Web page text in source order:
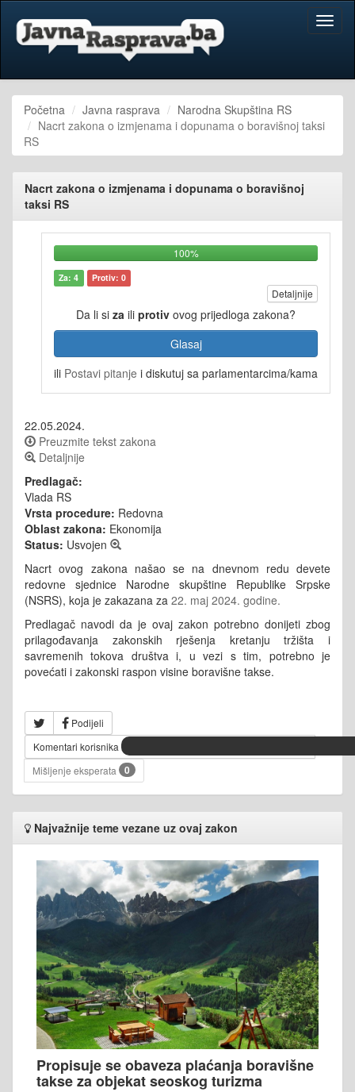
Početna Javna rasprava
Narodna Skupština RS
Nacrt zakona o izmjenama i dopunama o boravišnoj taksi
RS
Nacrt zakona o izmjenama i dopunama o boravišnoj
taksi RS
100%
Za: 4 Protiv: 0
Detaljnije
Da li si za ili protiv ovog prijedloga zakona?
Glasaj
ili Postavi pitanje i diskutuj sa parlamentarcima/kama
22.05.2024.
Preuzmite tekst zakona
Detaljnije
Predlagač:
Vlada RS
Vrsta procedure: Redovna
Oblast zakona: Ekonomija
Status: Usvojen
Nacrt ovog zakona našao se na dnevnom redu devete
redovne sjednice Narodne skupštine Republike Srpske
(NSRS), koja je zakazana za 22. maj 2024. godine.
Predlagač navodi da je ovaj zakon potrebno donijeti zbog
prilagođavanja zakonskih rješenja kretanju tržišta i
savremenih tokova društva i, u vezi s tim, potrebno je
povećati i zakonski raspon visine boravišne takse.
Podijeli
Komentari korisnika
Mišljenje eksperata
0
Najvažnije teme vezane uz ovaj zakon
Propisuje se obaveza plaćanja boravišne
takse za objekat seoskog turizma